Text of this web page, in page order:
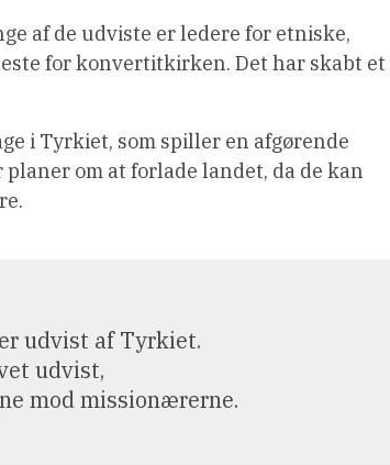
af de udviste er ledere for etniske,
for konvertitkirken. Det har skabt et
i Tyrkiet, som spiller en afgørende
om at forlade landet, da de kan
udvist af Tyrkiet.
udvist,
mod missionærerne.